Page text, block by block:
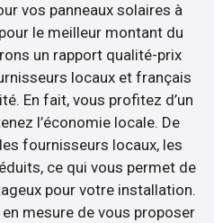
vos panneaux solaires à
le meilleur montant du
un rapport qualité-prix
locaux et français
En fait, vous profitez d’un
l’économie locale. De
fournisseurs locaux, les
ce qui vous permet de
pour votre installation.
mesure de vous proposer